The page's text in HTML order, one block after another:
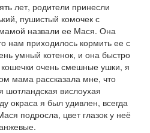
лет, родители принесли
пушистый комочек с
назвали ее Мася. Она
нам приходилось кормить ее с
умный котенок, и она быстро
очень смешные ушки, я
мама рассказала мне, что
шотландская вислоухая
окраса я был удивлен, всегда
подросла, цвет глазок у неё